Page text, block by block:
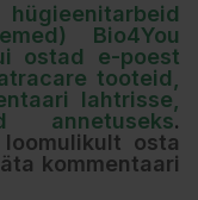
Bio4You
ostad e-poest
tooteid,
lahtrisse,
.
osta
kommentaari